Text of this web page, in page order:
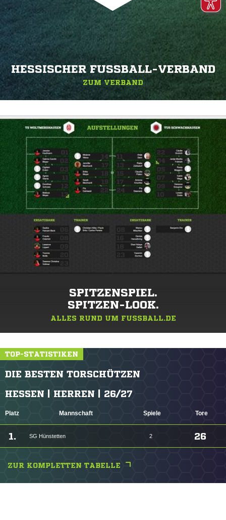
HESSISCHER FUSSBALL-VERBAND
ZUM VERBAND
SPITZENSPIEL.
SPITZEN-LOOK.
ALLES RUND UM FUSSBALL.DE
TOP-STATISTIKEN
DIE BESTEN TORSCHÜTZEN
HESSEN | HERREN | 26/27
Platz Mannschaft Spiele Tore
1. SG Hünstetten 2 26
ZUR KOMPLETTEN TABELLE